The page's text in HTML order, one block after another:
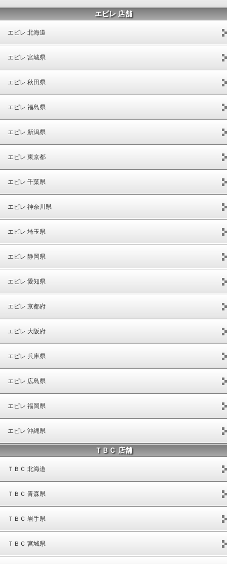
エピレ 店舗
エピレ 北海道
エピレ 宮城県
エピレ 秋田県
エピレ 福島県
エピレ 新潟県
エピレ 東京都
エピレ 千葉県
エピレ 神奈川県
エピレ 埼玉県
エピレ 静岡県
エピレ 愛知県
エピレ 京都府
エピレ 大阪府
エピレ 兵庫県
エピレ 広島県
エピレ 福岡県
エピレ 沖縄県
ＴＢＣ 店舗
ＴＢＣ 北海道
ＴＢＣ 青森県
ＴＢＣ 岩手県
ＴＢＣ 宮城県